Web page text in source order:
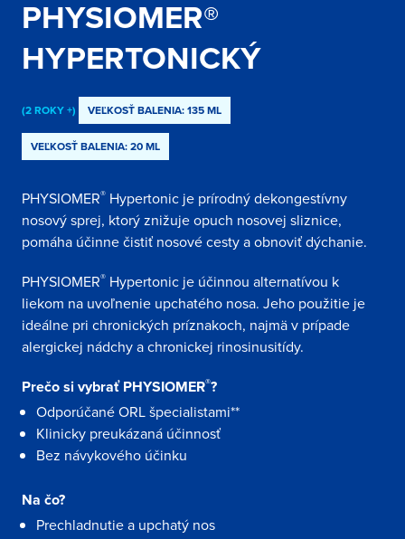
PHYSIOMER®
HYPERTONICKÝ
(2 ROKY +) VEĽKOSŤ BALENIA: 135 ML
VEĽKOSŤ BALENIA: 20 ML
PHYSIOMER®Hypertonic je prírodný dekongestívny
nosový sprej, ktorý znižuje opuch nosovej sliznice,
pomáha účinne čistiť nosové cesty a obnoviť dýchanie.
PHYSIOMER®Hypertonic je účinnou alternatívou k
liekom na uvoľnenie upchatého nosa. Jeho použitie je
ideálne pri chronických príznakoch, najmä v prípade
alergickej nádchy a chronickej rinosinusitídy.
Prečo si vybrať PHYSIOMER®?
Odporúčané ORL špecialistami**
Klinicky preukázaná účinnosť
Bez návykového účinku
Na čo?
Prechladnutie a upchatý nos